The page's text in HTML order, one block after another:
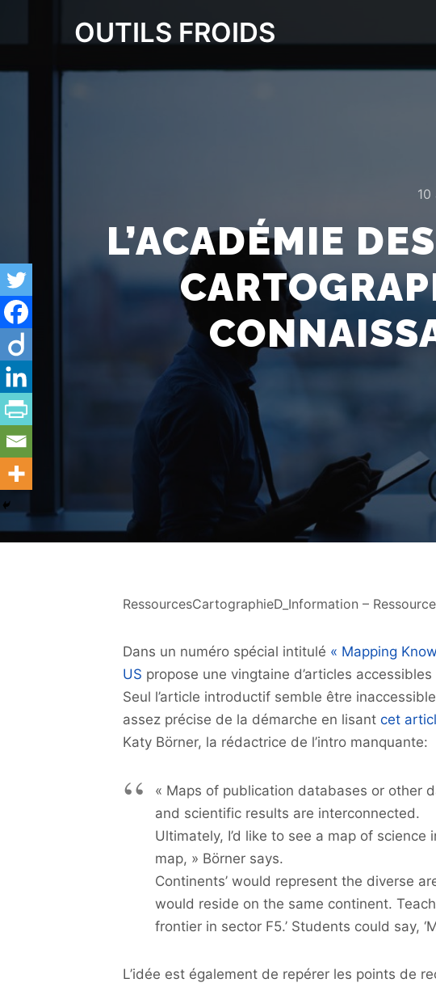
OUTILS FROIDS
L’ACADÉMIE
RessourcesCartographieD_Information –
Dans un numéro spécial intitulé « Mapping
US propose une vingtaine d’articles
Seul l’article introductif semble être
assez précise de la démarche en lisant cet
Katy Börner, la rédactrice de l’intro manquante:
« Maps of publication databases or other
and scientific results are interconnected.
Ultimately, I’d like to see a map of
map, » Börner says.
Continents’ would represent the diverse
would reside on the same continent.
frontier in sector F5.’ Students could say,
L’idée est également de repérer les points de